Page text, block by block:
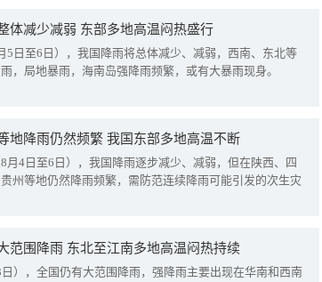
体减少减弱 东部多地高温闷热盛行
5日至6日），我国降雨将总体减少、减弱，西南、东北等
，局地暴雨，海南岛强降雨频繁，或有大暴雨现身。
地降雨仍然频繁 我国东部多地高温不断
月4日至6日），我国降雨逐步减少、减弱，但在陕西、四
州等地仍然降雨频繁，需防范连续降雨可能引发的次生灾
范围降雨 东北至江南多地高温闷热持续
），全国仍有大范围降雨，强降雨主要出现在华南和西南